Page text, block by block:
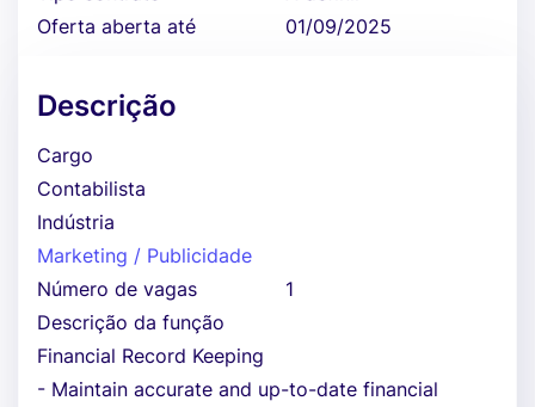
Oferta aberta até
01/09/2025
Descrição
Cargo
Contabilista
Indústria
Marketing / Publicidade
Número de vagas
1
Descrição da função
Financial Record Keeping
- Maintain accurate and up-to-date financial